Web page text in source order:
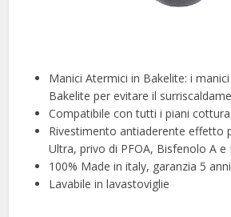
Manici Atermici in Bakelite: i
Bakelite per evitare il
Compatibile con tutti i piani
Rivestimento antiaderente effetto
Ultra, privo di PFOA, Bisfenolo A e
100% Made in italy, garanzia 5 anni
Lavabile in lavastoviglie